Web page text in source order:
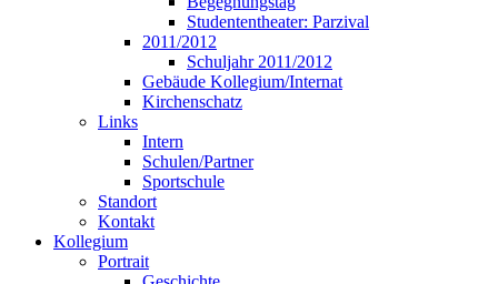
Studententheater: Parzival
2011/2012
Schuljahr 2011/2012
Gebäude Kollegium/Internat
Kirchenschatz
Links
Intern
Schulen/Partner
Sportschule
Standort
Kontakt
Kollegium
Portrait